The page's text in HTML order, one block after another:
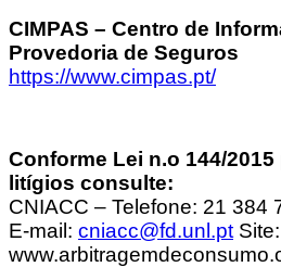
CIMPAS – Centro de
Provedoria de Seguros
https://www.cimpas.pt/
Conforme Lei n.o 144/
litígios consulte:
CNIACC – Telefone: 21 384
E-mail: cniacc@fd.unl.pt Site: